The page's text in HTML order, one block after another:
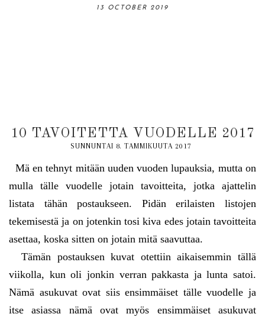
13 OCTOBER 2019
06 OCTOBER 2019
31 AUGUST 2019
18 AUGUST 2019
10 TAVOITETTA VUODELLE 2017
SUNNUNTAI 8. TAMMIKUUTA 2017
Mä en tehnyt mitään uuden vuoden lupauksia, mutta on
mulla tälle vuodelle jotain tavoitteita, jotka ajattelin
listata tähän postaukseen. Pidän erilaisten listojen
tekemisestä ja on jotenkin tosi kiva edes jotain tavoitteita
asettaa, koska sitten on jotain mitä saavuttaa.
Tämän postauksen kuvat otettiin aikaisemmin tällä
viikolla, kun oli jonkin verran pakkasta ja lunta satoi.
Nämä asukuvat ovat siis ensimmäiset tälle vuodelle ja
itse asiassa nämä ovat myös ensimmäiset asukuvat